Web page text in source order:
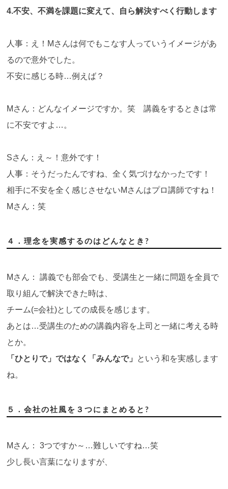
4.不安、不満を課題に変えて、自ら解決すべく行動します
人事：え！Mさんは何でもこなす人っていうイメージがあ
るので意外でした。
不安に感じる時…例えば？
Mさん：どんなイメージですか。笑 講義をするときは常
に不安ですよ…。
Sさん：え～！意外です！
人事：そうだったんですね、全く気づけなかったです！
相手に不安を全く感じさせないMさんはプロ講師ですね！
Mさん：笑
４．理念を実感するのはどんなとき?
Mさん： 講義でも部会でも、受講生と一緒に問題を全員で
取り組んで解決できた時は、
チーム(=会社)としての成長を感じます。
あとは…受講生のための講義内容を上司と一緒に考える時
とか。
「ひとりで」ではなく「みんなで」 という和を実感します
ね。
５．会社の社風を３つにまとめると?
Mさん： 3つですか～…難しいですね…笑
少し長い言葉になりますが、